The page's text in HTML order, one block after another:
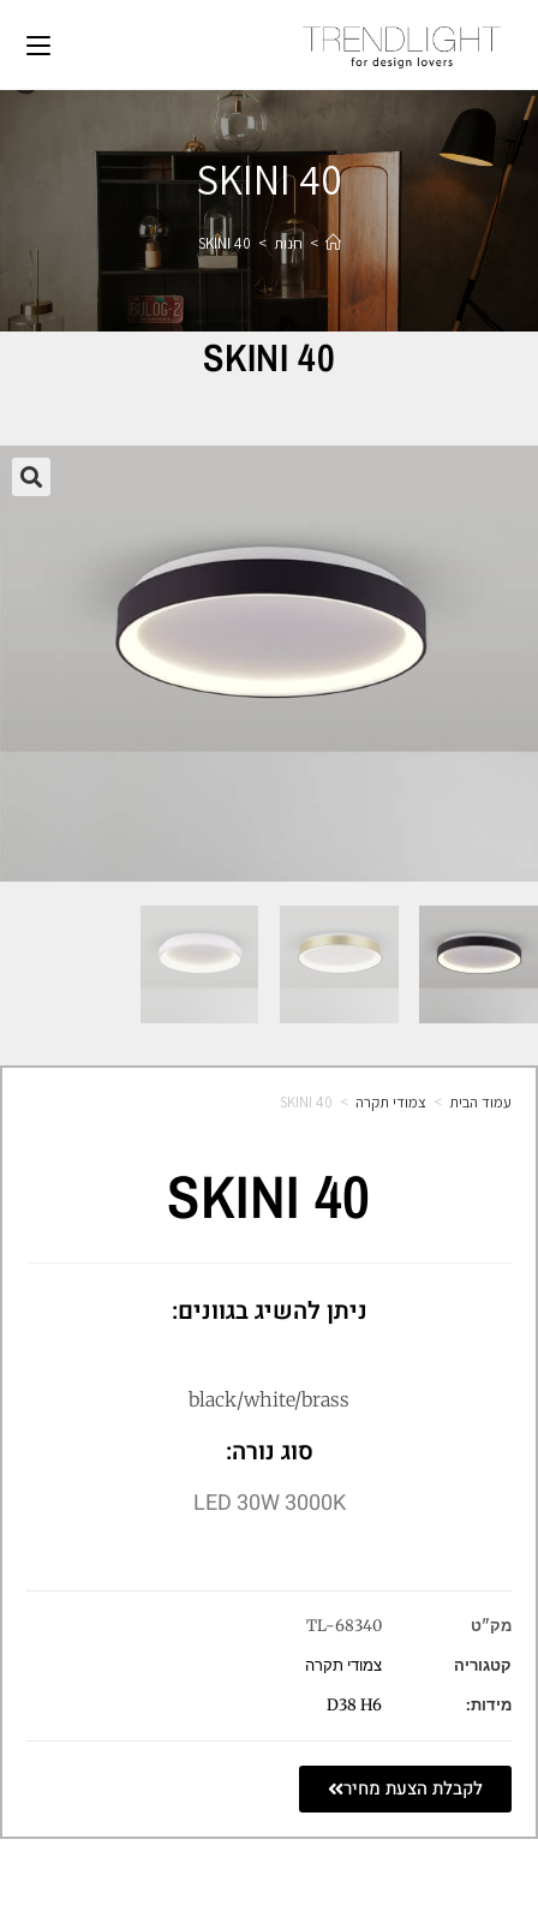
SKINI 40
> חנות >
SKINI 40
SKINI 40
עמוד הבית > צמודי תקרה >
SKINI 40
SKINI 40
ניתן להשיג בגוונים:
black/white/brass
סוג נורה:
LED 30W 3000K
מק"ט
TL-68340
קטגוריה
צמודי תקרה
מידות:
D38 H6
לקבלת הצעת מחיר